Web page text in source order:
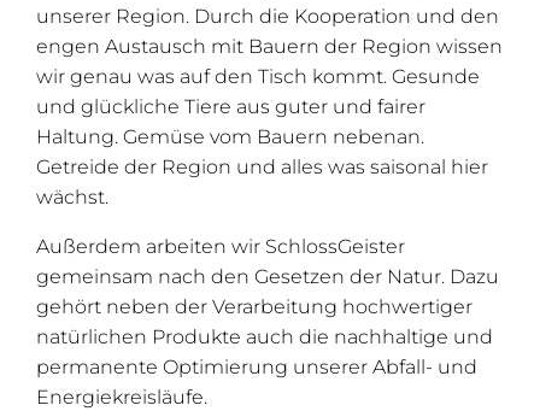
unserer Region. Durch die Kooperation und den
engen Austausch mit Bauern der Region wissen
wir genau was auf den Tisch kommt. Gesunde
und glückliche Tiere aus guter und fairer
Haltung. Gemüse vom Bauern nebenan.
Getreide der Region und alles was saisonal hier
wächst.
Außerdem arbeiten wir SchlossGeister
gemeinsam nach den Gesetzen der Natur. Dazu
gehört neben der Verarbeitung hochwertiger
natürlichen Produkte auch die nachhaltige und
permanente Optimierung unserer Abfall- und
Energiekreisläufe.